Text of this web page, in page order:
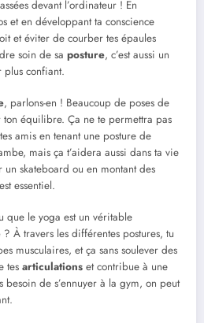
devant l’ordinateur ! En
et en développant ta conscience
et éviter de courber tes épaules
soin de sa posture, c’est aussi un
plus confiant.
, parlons-en ! Beaucoup de poses de
ton équilibre. Ça ne te permettra pas
amis en tenant une posture de
mais ça t’aidera aussi dans ta vie
skateboard ou en montant des
essentiel.
que le yoga est un véritable
? À travers les différentes postures, tu
musculaires, et ça sans soulever des
tes articulations et contribue à une
besoin de s’ennuyer à la gym, on peut